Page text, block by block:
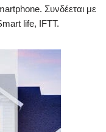
Συνδέεται με
life, IFTT.